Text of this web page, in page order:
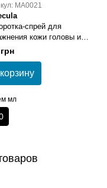
MA0021
спрей для
кожи головы и
роста волос
Scalp Serum Hydration
100 мл
мл